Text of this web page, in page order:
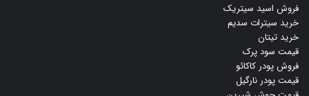
فروش اسید سیتریک
خرید سیترات سدیم
خرید تیتان
قیمت سود پرک
فروش پودر کاکائو
قیمت پودر نارگیل